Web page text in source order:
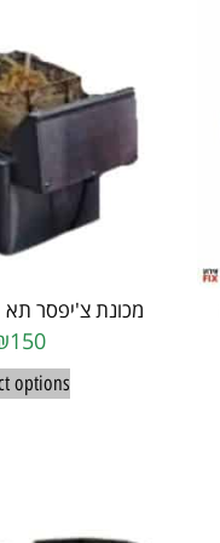
מכונת צ'יפסר
150
options